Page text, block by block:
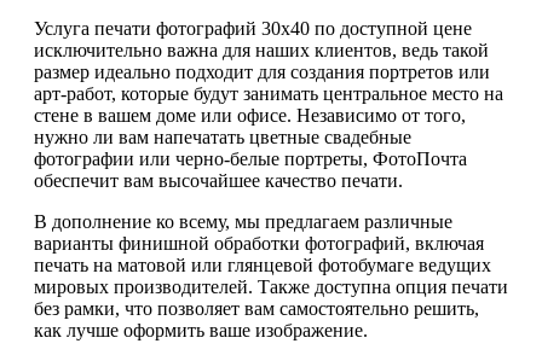
Услуга печати фотографий 30х40 по доступной цене
исключительно важна для наших клиентов, ведь такой
размер идеально подходит для создания портретов или
арт-работ, которые будут занимать центральное место на
стене в вашем доме или офисе. Независимо от того,
нужно ли вам напечатать цветные свадебные
фотографии или черно-белые портреты, ФотоПочта
обеспечит вам высочайшее качество печати.
В дополнение ко всему, мы предлагаем различные
варианты финишной обработки фотографий, включая
печать на матовой или глянцевой фотобумаге ведущих
мировых производителей. Также доступна опция печати
без рамки, что позволяет вам самостоятельно решить,
как лучше оформить ваше изображение.